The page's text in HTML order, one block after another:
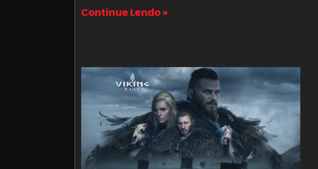
Continue Lendo »